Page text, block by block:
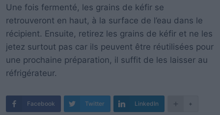
Une fois fermenté, les grains de kéfir se
retrouveront en haut, à la surface de l’eau dans le
récipient. Ensuite, retirez les grains de kéfir et ne les
jetez surtout pas car ils peuvent être réutilisées pour
une prochaine préparation, il suffit de les laisser au
réfrigérateur.
Facebook Twitter LinkedIn +